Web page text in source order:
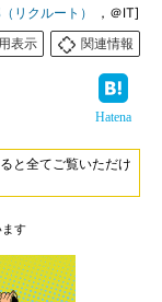
リクルート）
，＠IT]
表示
関連情報
Hatena
と全てご覧いただけ
す